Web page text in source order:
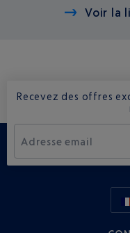
Voir la
Recevez des offres
Adresse email